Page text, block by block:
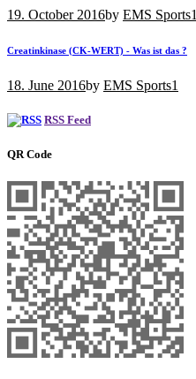
19. October 2016by EMS Sports1
Creatinkinase (CK-WERT) - Was ist das ?
18. June 2016by EMS Sports1
RSS Feed
QR Code